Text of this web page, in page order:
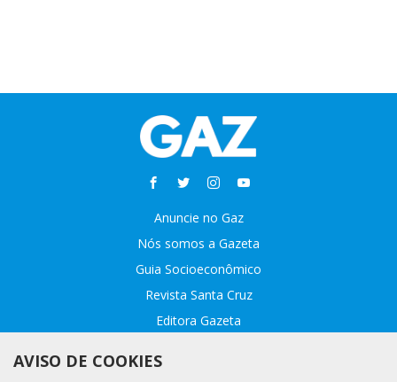
Anuncie no Gaz
Nós somos a Gazeta
Guia Socioeconômico
Revista Santa Cruz
Editora Gazeta
Fale conosco
AVISO DE COOKIES